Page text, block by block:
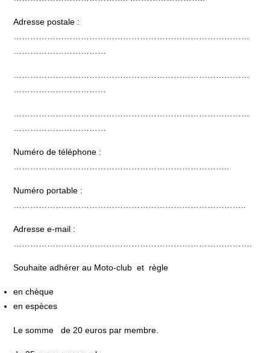
Adresse postale :
Numéro de téléphone :
Numéro portable :
Adresse e-mail :
Souhaite adhérer au Moto-club et règle
en chèque
en espèces
Le somme de 20 euros par membre.